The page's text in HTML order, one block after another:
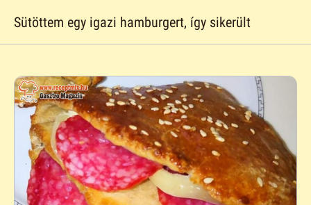
Sütöttem egy igazi hamburgert, így sikerült